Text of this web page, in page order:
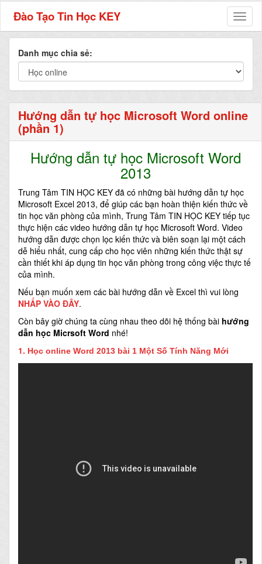
Đào Tạo Tin Học KEY
Danh mục chia sẻ:
Hướng dẫn tự học Microsoft Word online
(phần 1)
Hướng dẫn tự học Microsoft Word
2013
Trung Tâm TIN HỌC KEY đã có những bài hướng dẫn tự học
Microsoft Excel 2013, để giúp các bạn hoàn thiện kiến thức về
tin học văn phòng của mình, Trung Tâm TIN HỌC KEY tiếp tục
thực hiện các video hướng dẫn tự học Microsoft Word. Video
hướng dẫn được chọn lọc kiến thức và biên soạn lại một cách
dễ hiểu nhất, cung cấp cho học viên những kiến thức thật sự
cần thiết khi áp dụng tin học văn phòng trong công việc thực tế
của mình.
Nếu bạn muốn xem các bài hướng dẫn về Excel thì vui lòng
NHẤP VÀO ĐÂY.
Còn bây giờ chúng ta cùng nhau theo dõi hệ thống bài hướng
dẫn học Micrsoft Word nhé!
1. Học online Word 2013 bài 1 Một Số Tính Năng Mới